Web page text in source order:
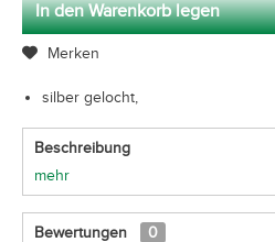
In den Warenkorb legen
Merken
silber gelocht,
Beschreibung
mehr
Bewertungen
0